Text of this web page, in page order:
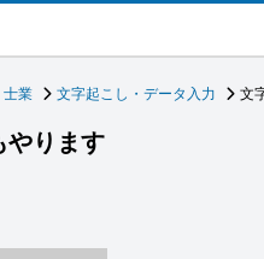
士業 文字起こし・データ入力 文
やります